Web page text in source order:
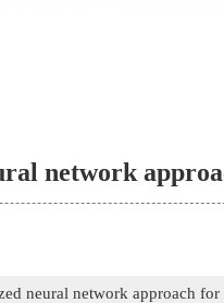
network
neural network approach